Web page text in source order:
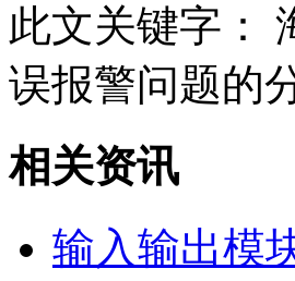
此文关键字：
误报警问题的
相关资讯
输入输出模